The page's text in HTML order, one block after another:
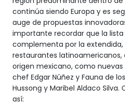
continúa siendo Europa y es
auge de propuestas
importante recordar que la lista
complementa por la
restaurantes latinoamericanos,
origen mexicano, como nuevas
chef Edgar Núñez y Fauna de
Hussong y Maribel Aldaco Silva.
así: